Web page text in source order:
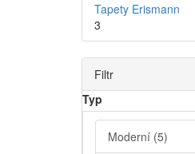
Tapety Erismann
3
Filtr
Typ
Moderní (5)